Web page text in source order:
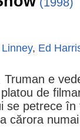
, Ed
e
de
se petrece
cărora